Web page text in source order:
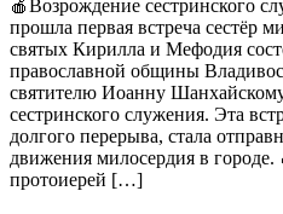
🍎Возрождение сестринского
прошла первая встреча сестёр
святых Кирилла и Мефодия
православной общины
святителю Иоанну
сестринского служения. Эта
долгого перерыва, стала
движения милосердия в городе.
протоиерей […]